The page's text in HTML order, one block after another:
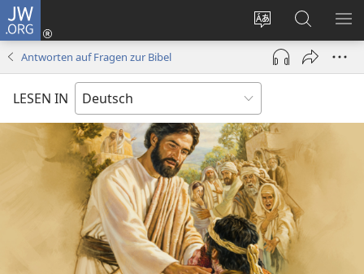
JW.ORG
Websitesprache
ändern
Anmelden
(öffnet
neues
Fenster)
Suche
Antworten auf Fragen zur Bibel
LESEN IN